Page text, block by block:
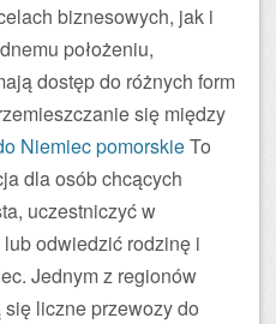
biznesowych, jak i
położeniu,
dostęp do różnych form
się między
Niemiec pomorskieTo
dla osób chcących
uczestniczyć w
odwiedzić rodzinę i
Jednym z regionów
liczne przewozy do